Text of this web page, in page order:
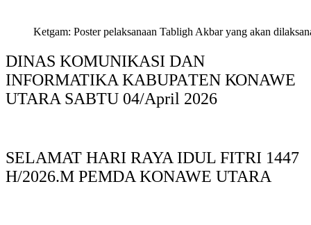
Ketgam: Poster pelaksanaan Tabligh Akbar yang akan
DINAS KOMUNIKASI DAN
INFORMATIKA KABUPAΤΕΝ ΚΟNAWE
UTARA SABTU 04/April 2026
SELAMAT HARI RAYA IDUL FITRI 1447
H/2026.M PEMDA KONAWE UTARA